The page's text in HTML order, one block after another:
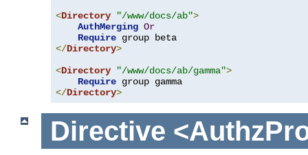
<Directory "/www/docs/ab">
AuthMerging Or
Require
</Directory>
<Directory "/www/docs/ab/gamma">
Require
</Directory>
Directive